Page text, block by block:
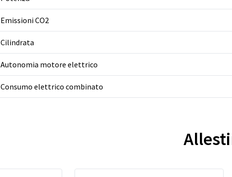
Emissioni CO2
Cilindrata
Autonomia motore elettrico
Consumo elettrico combinato